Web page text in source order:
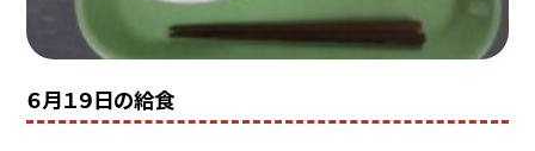
６月１９日の給食